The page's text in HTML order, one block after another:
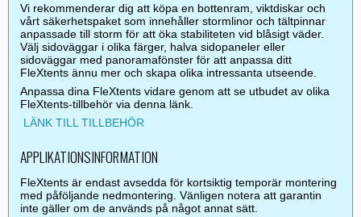
Vi rekommenderar dig att köpa en bottenram, viktdiskar och
vårt säkerhetspaket som innehåller stormlinor och tältpinnar
anpassade till storm för att öka stabiliteten vid blåsigt väder.
Välj sidoväggar i olika färger, halva sidopaneler eller
sidoväggar med panoramafönster för att anpassa ditt
FleXtents ännu mer och skapa olika intressanta utseende.
Anpassa dina FleXtents vidare genom att se utbudet av olika
FleXtents-tillbehör via denna länk.
LÄNK TILL TILLBEHÖR
APPLIKATIONSINFORMATION
FleXtents är endast avsedda för kortsiktig temporär montering
med påföljande nedmontering. Vänligen notera att garantin
inte gäller om de används på något annat sätt.